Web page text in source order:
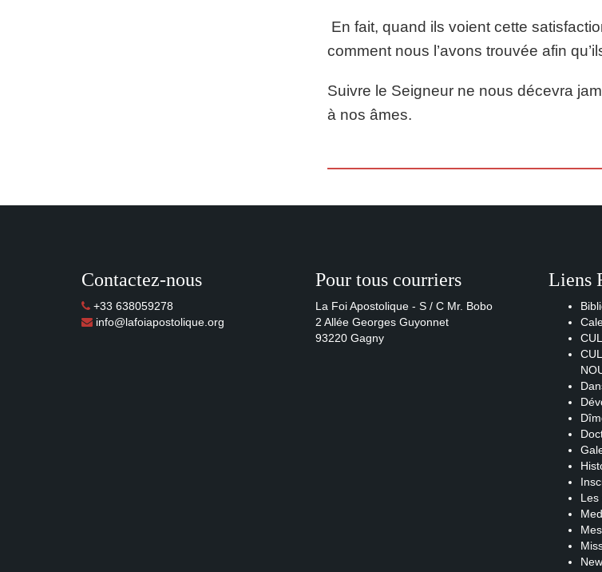
En fait, quand ils voient cette
comment nous l’avons trouvée afin
Suivre le Seigneur ne nous décevra
à nos âmes.
Contactez-nous
+33 638059278
info@lafoiapostolique.org
Pour tous courriers
La Foi Apostolique - S / C Mr. Bobo
2 Allée Georges Guyonnet
93220 Gagny
Liens
Les